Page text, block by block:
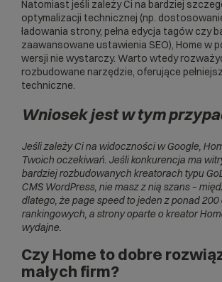
Natomiast jeśli zależy Ci na bardziej
optymalizacji technicznej (np.
ładowania strony, pełna edycja tagów czy
zaawansowane ustawienia SEO), Home w
wersji nie wystarczy. Warto wtedy
rozbudowane narzędzie, oferujące
techniczne.
Wniosek jest w tym
Jeśli zależy Ci na widoczności w Google,
Twoich oczekiwań. Jeśli konkurencja ma
bardziej rozbudowanych kreatorach typu
CMS WordPress, nie masz z nią szans –
dlatego, że page speed to jeden z ponad200
rankingowych, a strony oparte o kreator
wydajne.
Czy Home to dobre
małych firm?